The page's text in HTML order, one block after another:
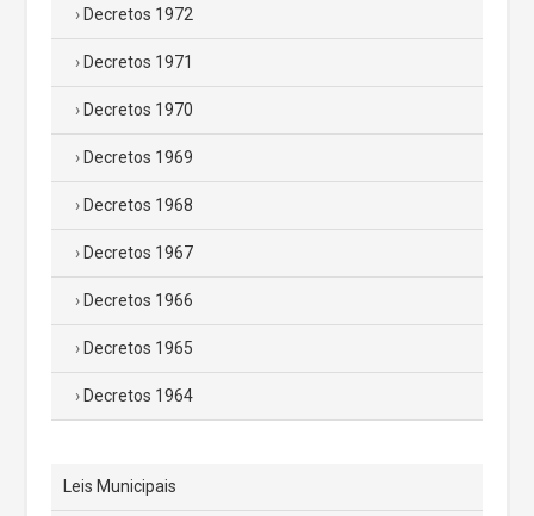
Decretos 1972
Decretos 1971
Decretos 1970
Decretos 1969
Decretos 1968
Decretos 1967
Decretos 1966
Decretos 1965
Decretos 1964
Leis Municipais